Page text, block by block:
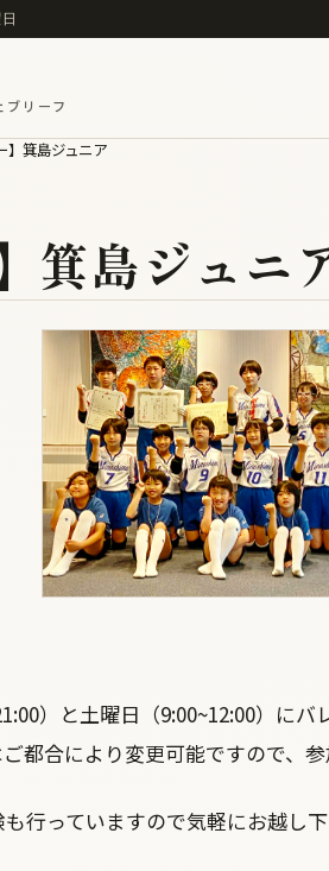
リーフ
】箕島ジュニア
箕島ジュニ
）と土曜日（9:00~12:00）にバ
都合により変更可能ですので、
行っていますので気軽にお越し下